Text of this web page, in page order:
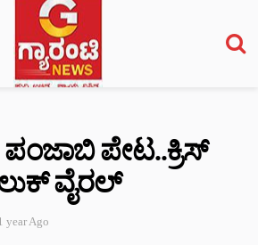
ಪಂಜಾಬಿ ಪೇಟ..ಕ್ರಿಸ್
ವೈರಲ್‌
year Ago